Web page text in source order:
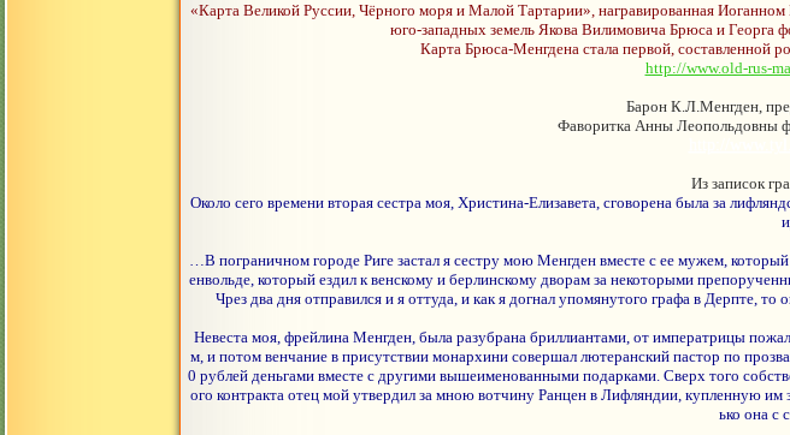
«Карта Великой Руссии, Чёрного моря и Малой Тартарии», награвированная
юго-западных земель Якова Вилимовича Брюса и Георга
Карта Брюса-Менгдена стала первой, составленной
http://www.old-rus-
Барон К.Л.Менгден,
Фаворитка Анны Леопольдовны
Из записок
Около сего времени вторая сестра моя, Христина-Елизавета, сговорена была за
…В пограничном городе Риге застал я сестру мою Менгден вместе с ее мужем,
енвольде, который ездил к венскому и берлинскому дворам за некоторыми
Чрез два дня отправился и я оттуда, и как я догнал упомянутого графа в Дерпте,
Невеста моя, фрейлина Менгден, была разубрана бриллиантами, от императрицы
м, и потом венчание в присутствии монархини совершал лютеранский пастор по
0 рублей деньгами вместе с другими вышеименованными подарками. Сверх того
ого контракта отец мой утвердил за мною вотчину Ранцен в Лифляндии, купленную им
ько она с